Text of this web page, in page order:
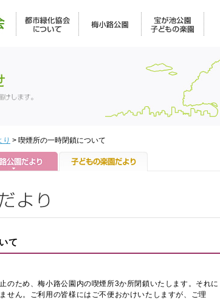
り > 喫煙所の一時閉鎖について
て
のため、梅小路公園内の喫煙所3か所閉鎖いたします。それに
せん。ご利用の皆様にはご不便おかけいたしますが、ご理